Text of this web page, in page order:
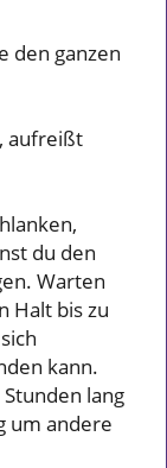
den ganzen
aufreißt
du den
Warten
Halt bis zu
kann.
lang
um andere